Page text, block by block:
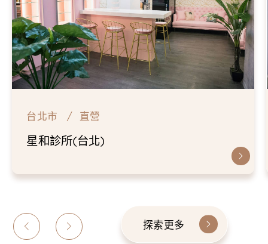
台北市 直營
星和診所(台北)
探索更多